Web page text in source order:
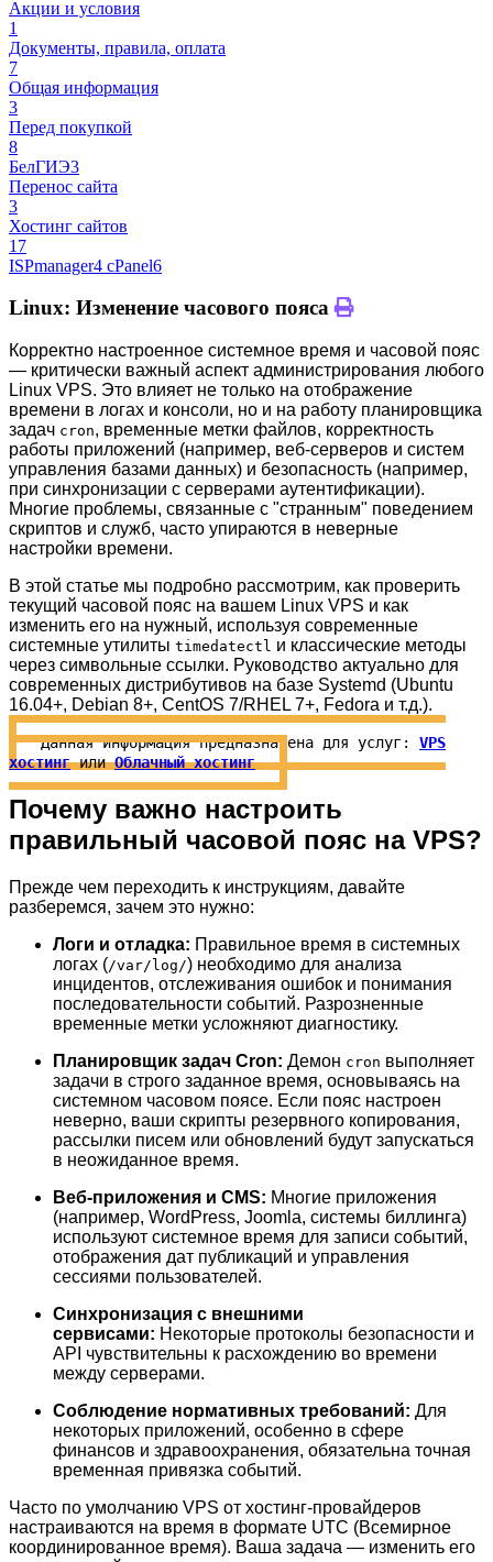
Акции и условия
1
Документы, правила, оплата
7
Общая информация
3
Перед покупкой
8
БелГИЭ3
Перенос сайта
3
Хостинг сайтов
17
ISPmanager4 cPanel6
Linux: Изменение часового пояса
Корректно настроенное системное время и часовой пояс
— критически важный аспект администрирования любого
Linux VPS. Это влияет не только на отображение
времени в логах и консоли, но и на работу планировщика
задач cron, временные метки файлов, корректность
работы приложений (например, веб-серверов и систем
управления базами данных) и безопасность (например,
при синхронизации с серверами аутентификации).
Многие проблемы, связанные с "странным" поведением
скриптов и служб, часто упираются в неверные
настройки времени.
В этой статье мы подробно рассмотрим, как проверить
текущий часовой пояс на вашем Linux VPS и как
изменить его на нужный, используя современные
системные утилиты timedatectl и классические методы
через символьные ссылки. Руководство актуально для
современных дистрибутивов на базе Systemd (Ubuntu
16.04+, Debian 8+, CentOS 7/RHEL 7+, Fedora и т.д.).
Данная информация предназначена для услуг: VPS
хостингилиОблачный хостинг
Почему важно настроить
правильный часовой пояс на VPS?
Прежде чем переходить к инструкциям, давайте
разберемся, зачем это нужно:
Логи и отладка: Правильное время в системных
логах (/var/log/) необходимо для анализа
инцидентов, отслеживания ошибок и понимания
последовательности событий. Разрозненные
временные метки усложняют диагностику.
Планировщик задач Cron: Демон cron выполняет
задачи в строго заданное время, основываясь на
системном часовом поясе. Если пояс настроен
неверно, ваши скрипты резервного копирования,
рассылки писем или обновлений будут запускаться
в неожиданное время.
Веб-приложения и CMS: Многие приложения
(например, WordPress, Joomla, системы биллинга)
используют системное время для записи событий,
отображения дат публикаций и управления
сессиями пользователей.
Синхронизация с внешними
сервисами: Некоторые протоколы безопасности и
API чувствительны к расхождению во времени
между серверами.
Соблюдение нормативных требований: Для
некоторых приложений, особенно в сфере
финансов и здравоохранения, обязательна точная
временная привязка событий.
Часто по умолчанию VPS от хостинг-провайдеров
настраиваются на время в формате UTC (Всемирное
координированное время). Ваша задача — изменить его